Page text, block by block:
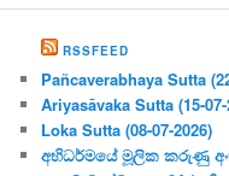
RSSFEED
Pañcaverabhaya Sutta
Ariyasāvaka Sutta (15-07-
Loka Sutta (08-07-2026)
අභිධර්මයේ මූලික කරුණු අංක: